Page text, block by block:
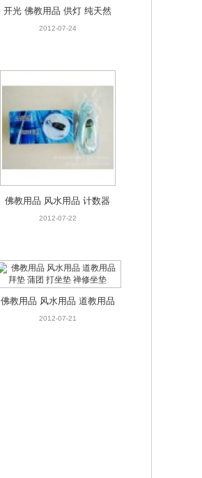
开光 佛教用品 供灯 纯天然
植物酥油 可食用 莲花脚杯酥
2012-07-24
佛教用品 风水用品 计数器
念佛计数器 手动电子计数器
2012-07-22
佛教用品 风水用品 道教用品
拜垫 蒲团 打坐垫 禅修坐垫
2012-07-21